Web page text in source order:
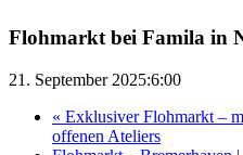
Flohmarkt bei Famila in
21. September 2025:6:00
« Exklusiver Flohmarkt –
offenen Ateliers